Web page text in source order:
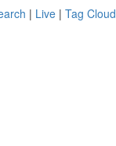
| Live | Tag Cloud